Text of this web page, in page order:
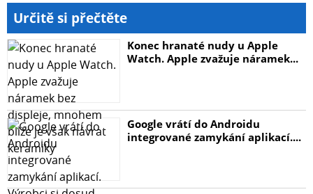
Určitě si přečtěte
Konec hranaté nudy u Apple
Watch. Apple zvažuje náramek...
Google vrátí do Androidu
integrované zamykání aplikací....